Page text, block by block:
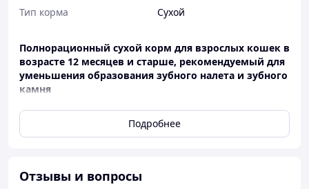
Тип корма
Сухой
Полнорационный сухой корм для взрослых кошек в
возрасте 12 месяцев и старше, рекомендуемый для
уменьшения образования зубного налета и зубного
камня
Почему стоит купить?
• ДОКАЗАННАЯ ЭФФЕКТИВНОСТЬСнижение
CANIN® DENTAL CARE*.
Подробнее
Отзывы и вопросы